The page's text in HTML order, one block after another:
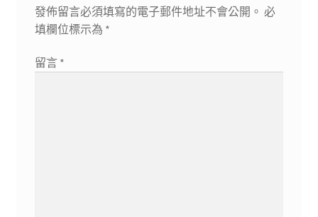
發佈留言必須填寫的電子郵件地址不會公開。 必
填欄位標示為 *
留言 *